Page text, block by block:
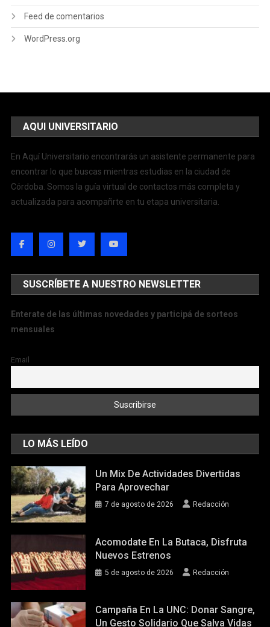
Feed de comentarios
WordPress.org
AQUI UNIVERSITARIO
En Aquí Universitario encontrarás un asistente permanente para
encontrar lo que buscas mientras estudias en la ciudad de
Córdoba. Somos la guía virtual de contactos más completa y
actualizada para acompañrte en tu etapa universitaria.
SUSCRÍBETE A NUESTRO NEWSLETTER
Enterate de las últimas novedades y participá de sorteos
mensuales
Email
LO MÁS LEÍDO
Un Mix De Actividades Divertidas
Para Aprovechar
7 de agosto de 2026 Redacción
Acomodate En La Butaca, Disfruta
Nuevos Estrenos
5 de agosto de 2026 Redacción
Campaña En La UNC: Donar Sangre,
Un Gesto Solidario Que Salva Vidas